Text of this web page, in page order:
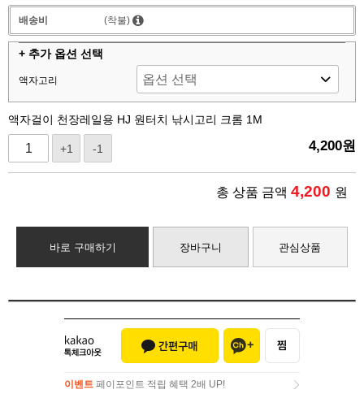
배송비 (착불)
+ 추가 옵션 선택
액자고리
액자걸이 천장레일용 HJ 원터치 낚시고리 크롬 1M
+1 -1 4,200원
총 상품 금액 4,200 원
바로 구매하기 장바구니 관심상품
페이포인트 적립 혜택 2배 UP!
이벤트 페이포인트 적립 혜택 2배 UP!